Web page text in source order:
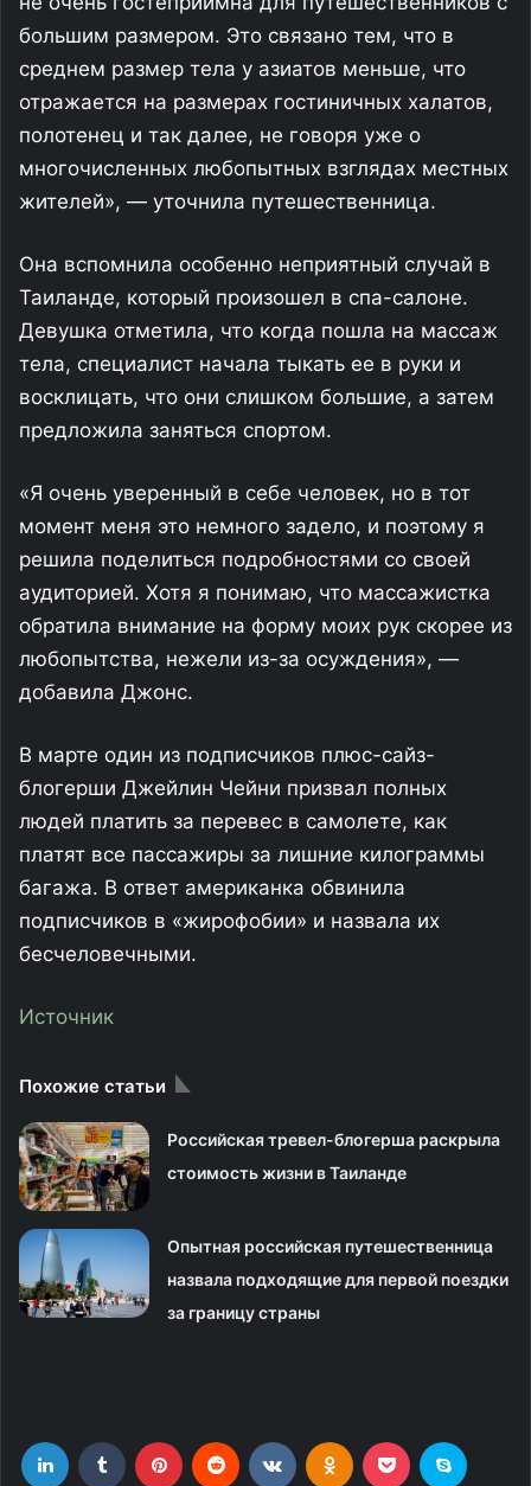
большим размером. Это связано тем, что в
среднем размер тела у азиатов меньше, что
отражается на размерах гостиничных халатов,
полотенец и так далее, не говоря уже о
многочисленных любопытных взглядах местных
жителей», — уточнила путешественница.
Она вспомнила особенно неприятный случай в
Таиланде, который произошел в спа-салоне.
Девушка отметила, что когда пошла на массаж
тела, специалист начала тыкать ее в руки и
восклицать, что они слишком большие, а затем
предложила заняться спортом.
«Я очень уверенный в себе человек, но в тот
момент меня это немного задело, и поэтому я
решила поделиться подробностями со своей
аудиторией. Хотя я понимаю, что массажистка
обратила внимание на форму моих рук скорее из
любопытства, нежели из-за осуждения», —
добавила Джонс.
В марте один из подписчиков плюс-сайз-
блогерши Джейлин Чейни призвал полных
людей платить за перевес в самолете, как
платят все пассажиры за лишние килограммы
багажа. В ответ американка обвинила
подписчиков в «жирофобии» и назвала их
бесчеловечными.
Источник
Похожие статьи
Российская тревел-блогерша раскрыла
стоимость жизни в Таиланде
Опытная российская путешественница
назвала подходящие для первой поездки
за границу страны